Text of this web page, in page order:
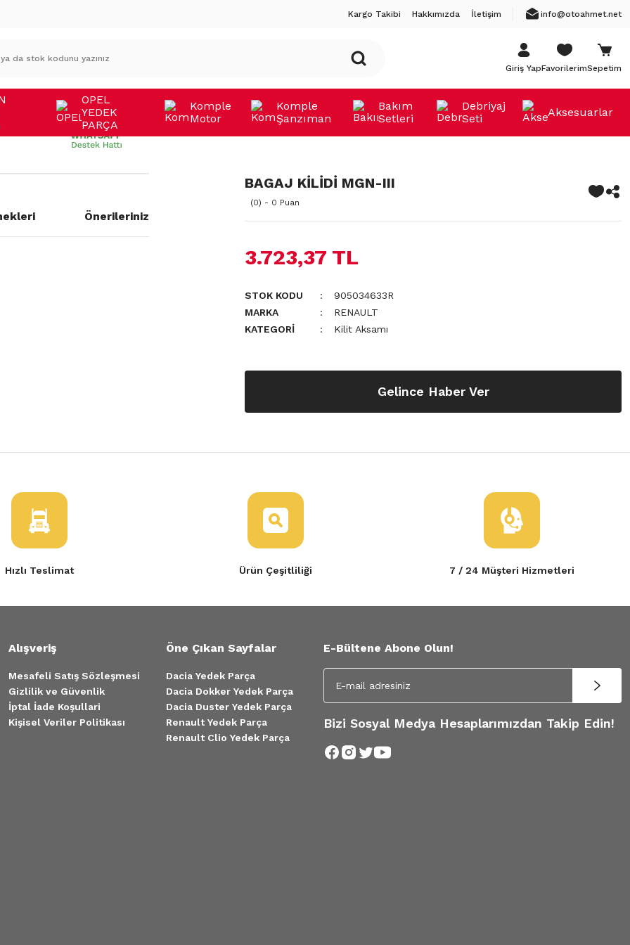
Kargo Takibi Hakkımızda İletişim info@otoahmet.net
Giriş YapFavorilerimSepetim
OPEL
YEDEK
PARÇA
Komple
Motor
Komple
Şanzıman
Bakım
Setleri
Debriyaj
Seti
Aksesuarlar
Önerileriniz
Tükendi
BAGAJ KİLİDİ MGN-III
(0) - 0 Puan
3.723,37 TL
STOK KODU
905034633R
MARKA
RENAULT
KATEGORI
Kilit Aksamı
Gelince Haber Ver
Hızlı Teslimat Ürün Çeşitliliği 7 / 24 Müşteri Hizmetleri
Alışveriş
Mesafeli Satış Sözleşmesi
Gizlilik ve Güvenlik
İptal İade Koşullari
Kişisel Veriler Politikası
Öne Çıkan Sayfalar
Dacia Yedek Parça
Dacia Dokker Yedek Parça
Dacia Duster Yedek Parça
Renault Yedek Parça
Renault Clio Yedek Parça
E-Bültene Abone Olun!
Bizi Sosyal Medya Hesaplarımızdan Takip Edin!